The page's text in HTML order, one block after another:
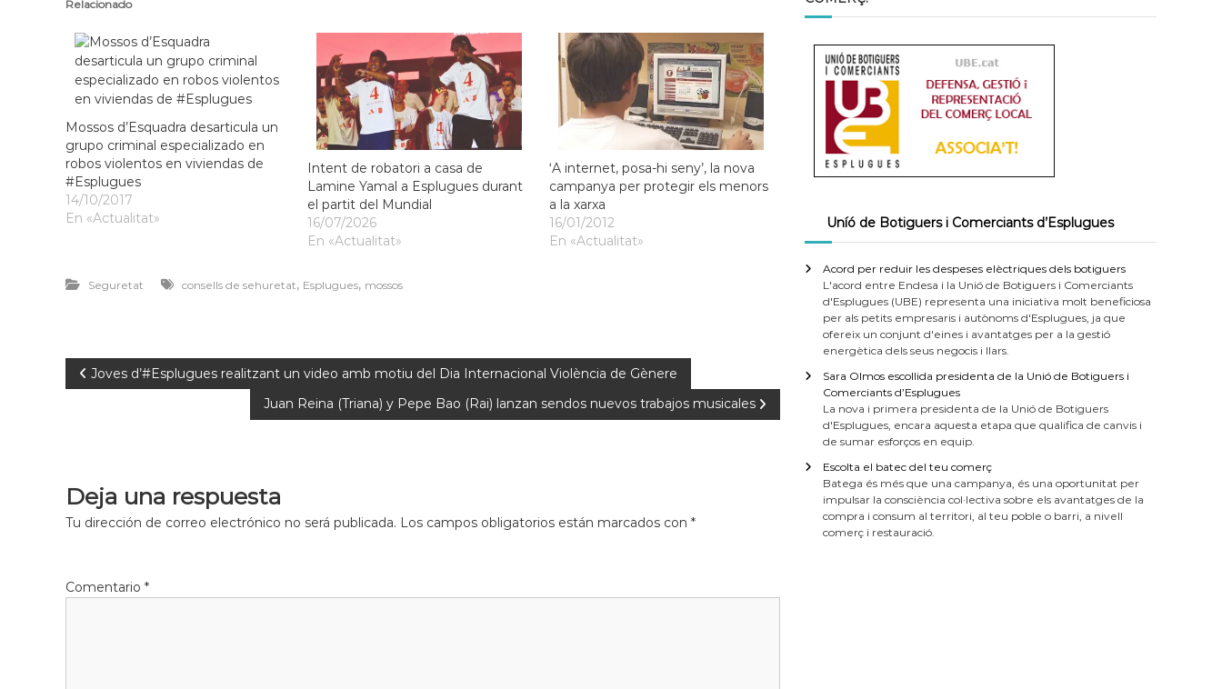
L
l
o
b
r
e
m
a
c
ó
d
g
e
g
Relacionado
Mossos d’Esquadra desarticula un
grupo criminal especializado en
robos violentos en viviendas de
#Esplugues
14/10/2017
En «Actualitat»
Intent de robatori a casa de
Lamine Yamal a Esplugues durant
el partit del Mundial
16/07/2026
En «Actualitat»
‘A internet, posa-hi seny’, la nova
campanya per protegir els menors
a la xarxa
16/01/2012
En «Actualitat»
Seguretat consells de sehuretat, Esplugues, mossos
Joves d’#Esplugues realitzant un video amb motiu del Dia Internacional Violència de Gènere
Juan Reina (Triana) y Pepe Bao (Rai) lanzan sendos nuevos trabajos musicales
Deja una respuesta
Tu dirección de correo electrónico no será publicada. Los campos obligatorios están marcados con *
Comentario *
Uníó de Botiguers i Comerciants d’Esplugues
Acord per reduir les despeses elèctriques dels botiguers
L'acord entre Endesa i la Unió de Botiguers i Comerciants
d'Esplugues (UBE) representa una iniciativa molt beneficiosa
per als petits empresaris i autònoms d'Esplugues, ja que
ofereix un conjunt d'eines i avantatges per a la gestió
energètica dels seus negocis i llars.
Sara Olmos escollida presidenta de la Unió de Botiguers i
Comerciants d’Esplugues
La nova i primera presidenta de la Unió de Botiguers
d'Esplugues, encara aquesta etapa que qualifica de canvis i
de sumar esforços en equip.
Escolta el batec del teu comerç
Batega és més que una campanya, és una oportunitat per
impulsar la consciència col·lectiva sobre els avantatges de la
compra i consum al territori, al teu poble o barri, a nivell
comerç i restauració.